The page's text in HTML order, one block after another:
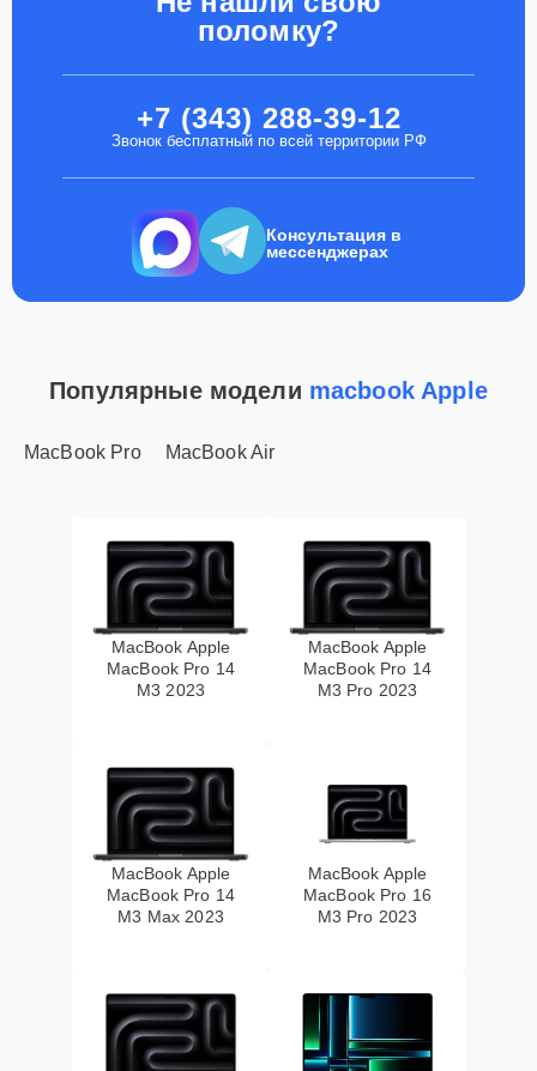
поломку?
+7 (343) 288-39-12
Звонок бесплатный по всей территории РФ
Консультация в
мессенджерах
Популярные модели macbook Apple
MacBook Pro MacBook Air
MacBook Apple
MacBook Pro 14
M3 2023
MacBook Apple
MacBook Pro 14
M3 Pro 2023
MacBook Apple
MacBook Pro 14
M3 Max 2023
MacBook Apple
MacBook Pro 16
M3 Pro 2023